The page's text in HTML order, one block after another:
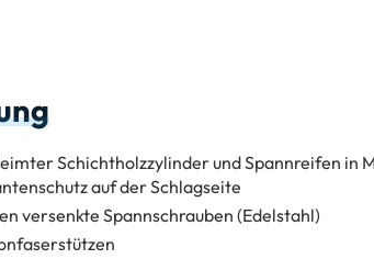
Schichtholzzylinder und Spannreifen in
auf der Schlagseite
versenkte Spannschrauben (Edelstahl)